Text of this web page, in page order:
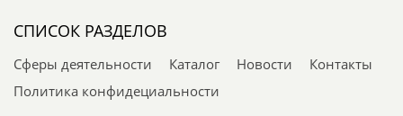
СПИСОК РАЗДЕЛОВ
Сферы деятельности Каталог Новости
Контакты
Политика конфидециальности